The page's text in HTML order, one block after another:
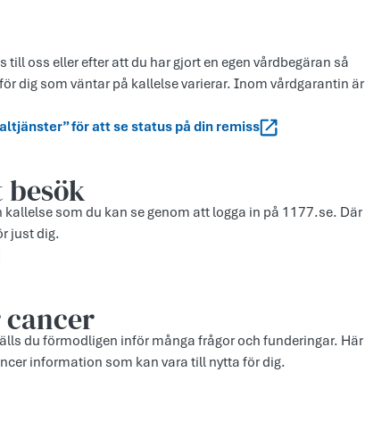
oss eller efter att du har gjort en egen vårdbegäran så
dig som väntar på kallelse varierar. Inom vårdgarantin är
för att se status på din remiss
som du kan se genom att logga in på 1177.se. Där
just dig.
cancer
du förmodligen inför många frågor och funderingar. Här
information som kan vara till nytta för dig.